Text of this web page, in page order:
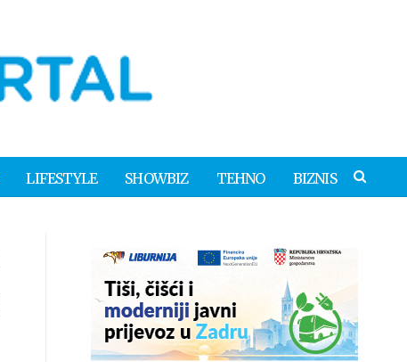
LIFESTYLE SHOWBIZ TEHNO BIZNIS